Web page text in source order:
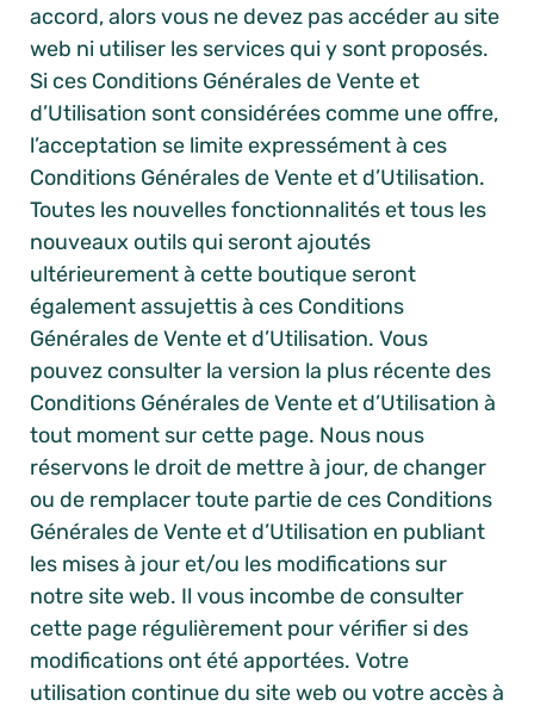
accord, alors vous ne devez pas accéder au site
web ni utiliser les services qui y sont proposés.
Si ces Conditions Générales de Vente et
d’Utilisation sont considérées comme une offre,
l’acceptation se limite expressément à ces
Conditions Générales de Vente et d’Utilisation.
Toutes les nouvelles fonctionnalités et tous les
nouveaux outils qui seront ajoutés
ultérieurement à cette boutique seront
également assujettis à ces Conditions
Générales de Vente et d’Utilisation. Vous
pouvez consulter la version la plus récente des
Conditions Générales de Vente et d’Utilisation à
tout moment sur cette page. Nous nous
réservons le droit de mettre à jour, de changer
ou de remplacer toute partie de ces Conditions
Générales de Vente et d’Utilisation en publiant
les mises à jour et/ou les modifications sur
notre site web. Il vous incombe de consulter
cette page régulièrement pour vérifier si des
modifications ont été apportées. Votre
utilisation continue du site web ou votre accès à